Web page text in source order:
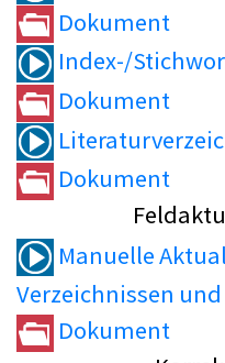
Dokument
Index-/
Dokument
Dokument
Manuelle
Verzeichnissen
Dokument